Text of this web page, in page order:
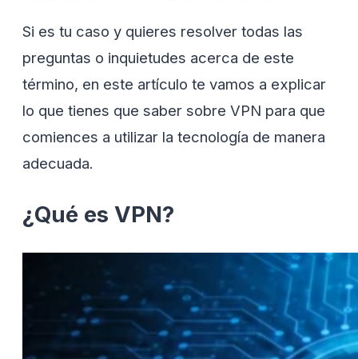
Si es tu caso y quieres resolver todas las
preguntas o inquietudes acerca de este
término, en este artículo te vamos a explicar
lo que tienes que saber sobre VPN para que
comiences a utilizar la tecnología de manera
adecuada.
¿Qué es VPN?